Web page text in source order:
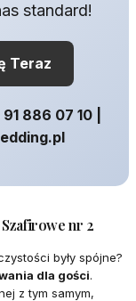
standard!
Teraz
886 07 10 |
nr 2
były spójne?
dla gości.
z tym samym,